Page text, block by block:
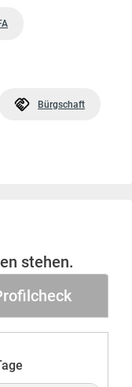
Bürgschaft
stehen.